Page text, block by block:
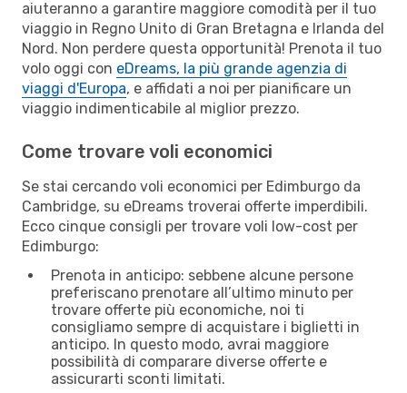
aiuteranno a garantire maggiore comodità per il tuo
viaggio in Regno Unito di Gran Bretagna e Irlanda del
Nord. Non perdere questa opportunità! Prenota il tuo
volo oggi con eDreams, la più grande agenzia di
viaggi d'Europa, e affidati a noi per pianificare un
viaggio indimenticabile al miglior prezzo.
Come trovare voli economici
Se stai cercando voli economici per Edimburgo da
Cambridge, su eDreams troverai offerte imperdibili.
Ecco cinque consigli per trovare voli low-cost per
Edimburgo:
Prenota in anticipo: sebbene alcune persone
preferiscano prenotare all’ultimo minuto per
trovare offerte più economiche, noi ti
consigliamo sempre di acquistare i biglietti in
anticipo. In questo modo, avrai maggiore
possibilità di comparare diverse offerte e
assicurarti sconti limitati.